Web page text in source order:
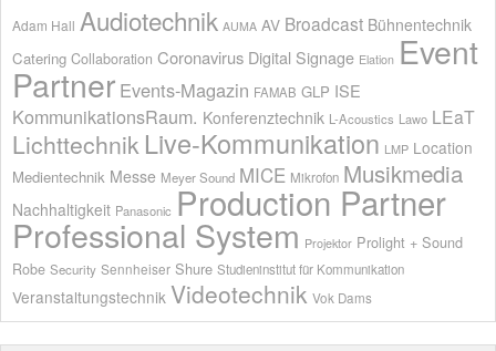
Adam Hall Audiotechnik AUMA AV Broadcast Bühnentechnik
Catering Collaboration Coronavirus Digital Signage Elation Event
Partner Events-Magazin FAMAB GLP ISE
KommunikationsRaum. Konferenztechnik L-Acoustics Lawo LEaT
Lichttechnik Live-Kommunikation LMP Location
Medientechnik Messe Meyer Sound MICE Mikrofon Musikmedia
Nachhaltigkeit Panasonic Production Partner
Professional System Projektor Prolight + Sound
Robe Security Sennheiser Shure Studieninstitut für Kommunikation
Veranstaltungstechnik Videotechnik Vok Dams